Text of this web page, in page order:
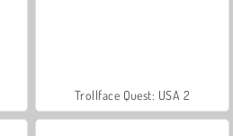
Trollface Quest: USA 2